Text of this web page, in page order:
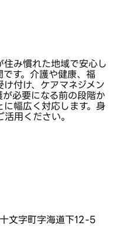
み慣れた地域で安心し
す。介護や健康、福
付け、ケアマネジメン
が必要になる前の段階か
に幅広く対応します。身
用ください。
文字町字海道下12‑5